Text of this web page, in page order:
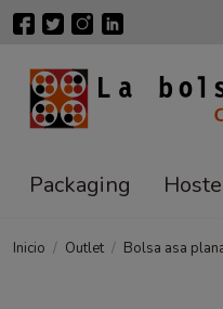
Packaging
Inicio Outlet Bolsa asa